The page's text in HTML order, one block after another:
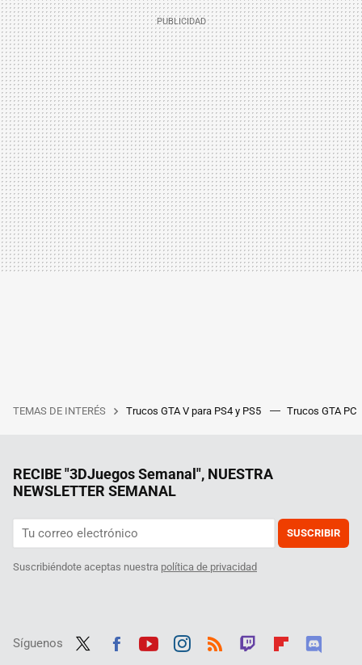
TEMAS DE INTERÉS Trucos GTA V para PS4 y PS5 Trucos GTA PC
RECIBE "3DJuegos Semanal", NUESTRA
NEWSLETTER SEMANAL
SUSCRIBIR
Suscribiéndote aceptas nuestra política de privacidad
Síguenos